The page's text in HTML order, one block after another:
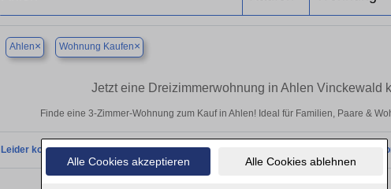
Alle Cookies akzeptieren Alle Cookies ablehnen
Ahlen× Wohnung Kaufen×
Jetzt eine Dreizimmerwohnung in Ahlen Vinckewald
Finde eine 3-Zimmer-Wohnung zum Kauf in Ahlen! Ideal für Familien, Paare &
Leider konnten wir derzeit keine passenden Objekte finden. Schauen Sie bald wieder